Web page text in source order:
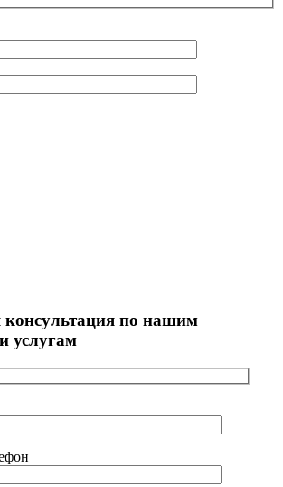
консультация по нашим
услугам